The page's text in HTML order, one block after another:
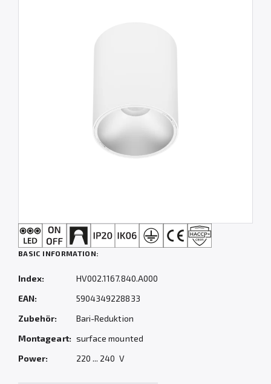
BASIC INFORMATION:
Index:
HV002.1167.840.A000
EAN:
5904349228833
Zubehör:
Bari-Reduktion
Montageart: surface mounted
Power:
220 ... 240 V